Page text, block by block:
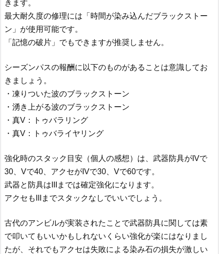
きます。
最大耐久度の修理には「時間が染み込んだブラックストー
ン」が使用可能です。
「記憶の破片」でもできますが推奨しません。
シーズンパスの報酬に以下のものがあることは意識してお
きましょう。
・凍りついた波のブラックストーン
・湧き上がる波のブラックストーン
・真V：トゥバラリング
・真V：トゥバライヤリング
強化時のスタック目安（個人の感想）は、武器防具がIVで
30、Vで40、アクセがIVで30、Vで60です。
武器と防具はIIIまでは確定強化になります。
アクセもIIIまでスタックなしでいいでしょう。
古代のアンビルが実装されたことで武器防具に関しては素
で叩いてもいいかもしれないくらい強化が楽にはなりまし
たが、それでもアクセは失敗による染み石の損失が激しい